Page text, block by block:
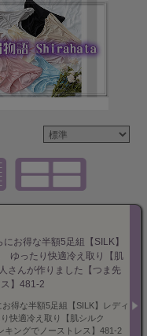
お得な半額5足組【SILK】
ゆったり快適冷え取り【肌
さんが作りました【つま先
】481-2
お得な半額5足組【SILK】レディ
快適冷え取り【肌シルク
キングでノーストレス】481-2